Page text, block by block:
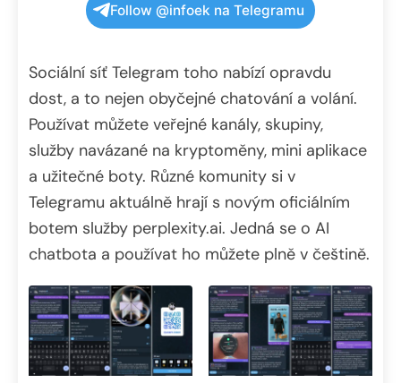
Follow @infoek na Telegramu
Sociální síť Telegram toho nabízí opravdu
dost, a to nejen obyčejné chatování a volání.
Používat můžete veřejné kanály, skupiny,
služby navázané na kryptoměny, mini aplikace
a užitečné boty. Různé komunity si v
Telegramu aktuálně hrají s novým oficiálním
botem služby perplexity.ai. Jedná se o AI
chatbota a používat ho můžete plně v češtině.